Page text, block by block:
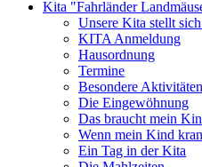
Kita "Fahrländer
Unsere Kita stellt
KITA Anmeldung
Hausordnung
Termine
Besondere Aktivitäten
Die Eingewöhnung
Das braucht mein
Wenn mein Kind
Ein Tag in der Kita